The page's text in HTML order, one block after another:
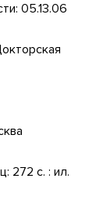
05.13.06
272 с. : ил.